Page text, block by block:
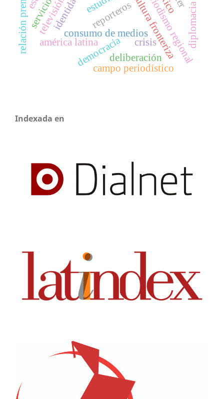
cultura fronteriza
consumo de medios
democracia periodismo regional
campo periodístico
reporteros
américa latina crisis
deliberación
Indexada en